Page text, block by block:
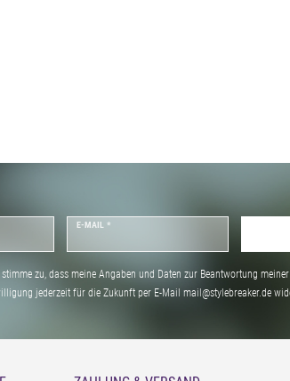
E-MAIL *
zu, dass meine Angaben und Daten zur Beantwortung
jederzeit für die Zukunft per E-Mail mail@stylebreaker.de